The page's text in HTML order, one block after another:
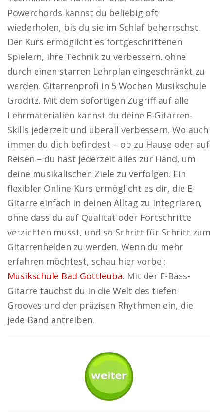
Powerchords kannst du beliebig oft
wiederholen, bis du sie im Schlaf beherrschst.
Der Kurs ermöglicht es fortgeschrittenen
Spielern, ihre Technik zu verbessern, ohne
durch einen starren Lehrplan eingeschränkt zu
werden. Gitarrenprofi in 5 Wochen Musikschule
Gröditz. Mit dem sofortigen Zugriff auf alle
Lehrmaterialien kannst du deine E-Gitarren-
Skills jederzeit und überall verbessern. Wo auch
immer du dich befindest – ob zu Hause oder auf
Reisen – du hast jederzeit alles zur Hand, um
deine musikalischen Ziele zu verfolgen. Ein
flexibler Online-Kurs ermöglicht es dir, die E-
Gitarre einfach in deinen Alltag zu integrieren,
ohne dass du auf Qualität oder Fortschritte
verzichten musst, und so Schritt für Schritt zum
Gitarrenhelden zu werden. Wenn du mehr
erfahren möchtest, schau hier vorbei:
Musikschule Bad Gottleuba. Mit der E-Bass-
Gitarre tauchst du in die Welt des tiefen
Grooves und der präzisen Rhythmen ein, die
jede Band antreiben.